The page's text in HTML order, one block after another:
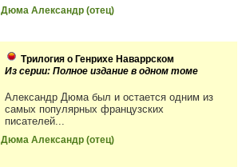
Дюма Александр (отец)
Трилогия о Генрихе Наваррском
Из серии: Полное издание в одном томе
Александр Дюма был и остается одним из
самых популярных французских
писателей...
Дюма Александр (отец)